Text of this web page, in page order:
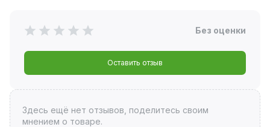
Без оценки
Оставить отзыв
Здесь ещё нет отзывов, поделитесь своим
мнением о товаре.